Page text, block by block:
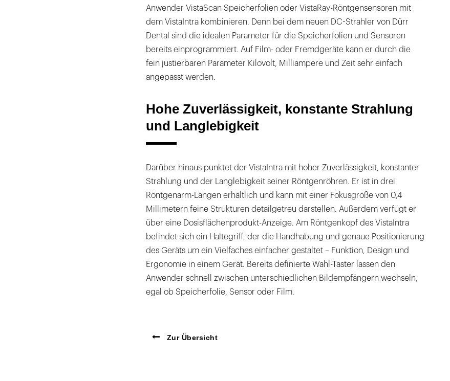
Anwender VistaScan Speicherfolien oder VistaRay-Röntgensensoren mit
dem VistaIntra kombinieren. Denn bei dem neuen DC-Strahler von Dürr
Dental sind die idealen Parameter für die Speicherfolien und Sensoren
bereits einprogrammiert. Auf Film- oder Fremdgeräte kann er durch die
fein justierbaren Parameter Kilovolt, Milliampere und Zeit sehr einfach
angepasst werden.
Hohe Zuverlässigkeit, konstante Strahlung
und Langlebigkeit
Darüber hinaus punktet der VistaIntra mit hoher Zuverlässigkeit, konstanter
Strahlung und der Langlebigkeit seiner Röntgenröhren. Er ist in drei
Röntgenarm-Längen erhältlich und kann mit einer Fokusgröße von 0,4
Millimetern feine Strukturen detailgetreu darstellen. Außerdem verfügt er
über eine Dosisflächenprodukt-Anzeige. Am Röntgenkopf des VistaIntra
befindet sich ein Haltegriff, der die Handhabung und genaue Positionierung
des Geräts um ein Vielfaches einfacher gestaltet – Funktion, Design und
Ergonomie in einem Gerät. Bereits definierte Wahl-Taster lassen den
Anwender schnell zwischen unterschiedlichen Bildempfängern wechseln,
egal ob Speicherfolie, Sensor oder Film.
Zur Übersicht